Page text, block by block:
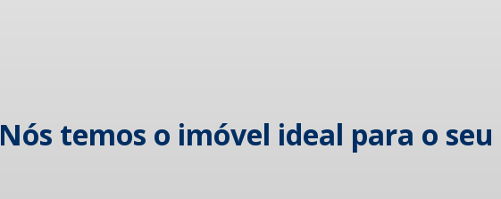
Nós temos o imóvel ideal para o